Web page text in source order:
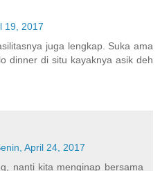
19, 2017
juga lengkap. Suka ama
dinner di situ kayaknya asik deh
April 24, 2017
nanti kita menginap bersama